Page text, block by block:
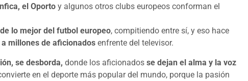
el Oporto y algunos otros clubs europeos conforman el
lo mejor del futbol europeo, compitiendo entre sí, y eso hace
millones de aficionados enfrente del televisor.
se desborda, donde los aficionados se dejan el alma y la voz
en el deporte más popular del mundo, porque la pasión